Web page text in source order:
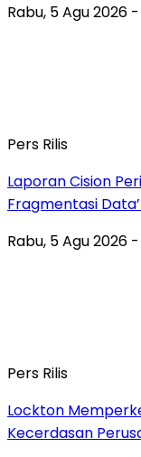
Rabu, 5 Agu 2026 -
Pers Rilis
Laporan Cision
Fragmentasi
Rabu, 5 Agu 2026 -
Pers Rilis
Lockton
Kecerdasan